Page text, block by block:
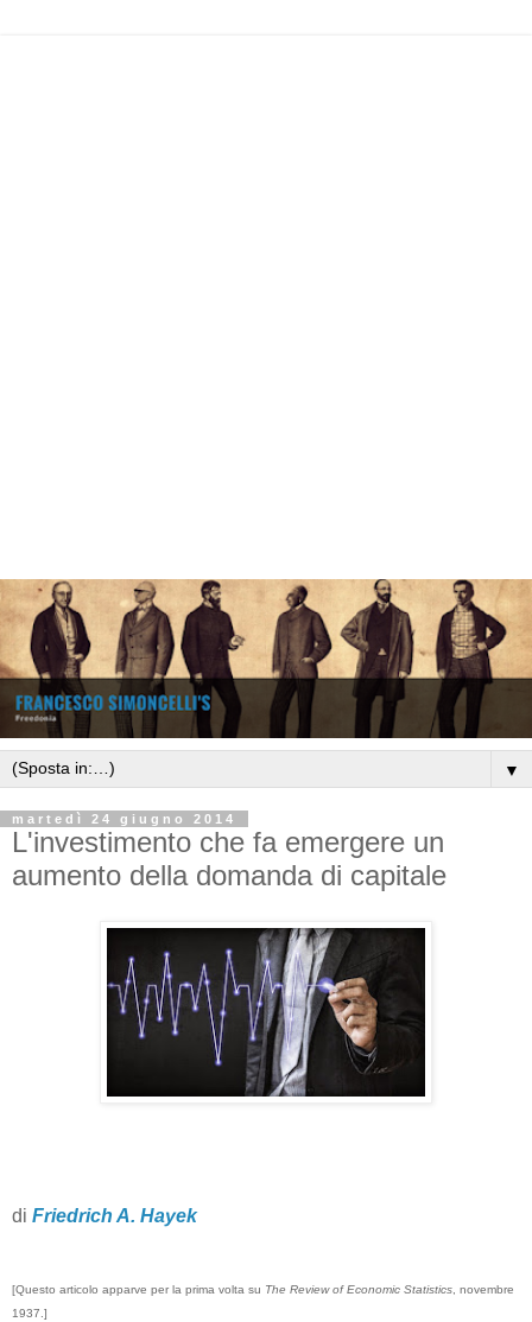
▼
martedì 24 giugno 2014
L'investimento che fa emergere un
aumento della domanda di capitale
di Friedrich A. Hayek
[Questo articolo apparve per la prima volta su The Review of Economic Statistics , novembre
1937.]